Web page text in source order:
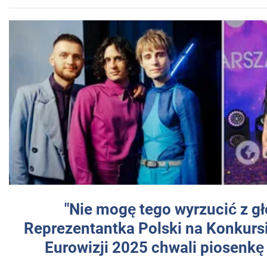
"Nie mogę tego wyrzucić z
Reprezentantka Polski na
Eurowizji 2025 chwali